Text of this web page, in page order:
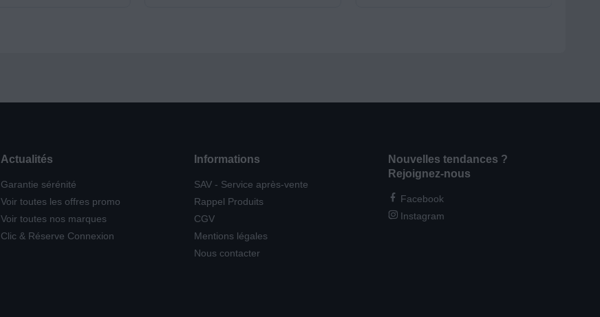
Actualités
Garantie sérénité
Voir toutes les offres promo
Voir toutes nos marques
Clic & Réserve Connexion
Informations
SAV - Service après-vente
Rappel Produits
CGV
Mentions légales
Nous contacter
Nouvelles tendances ?
Rejoignez-nous
Facebook
Instagram